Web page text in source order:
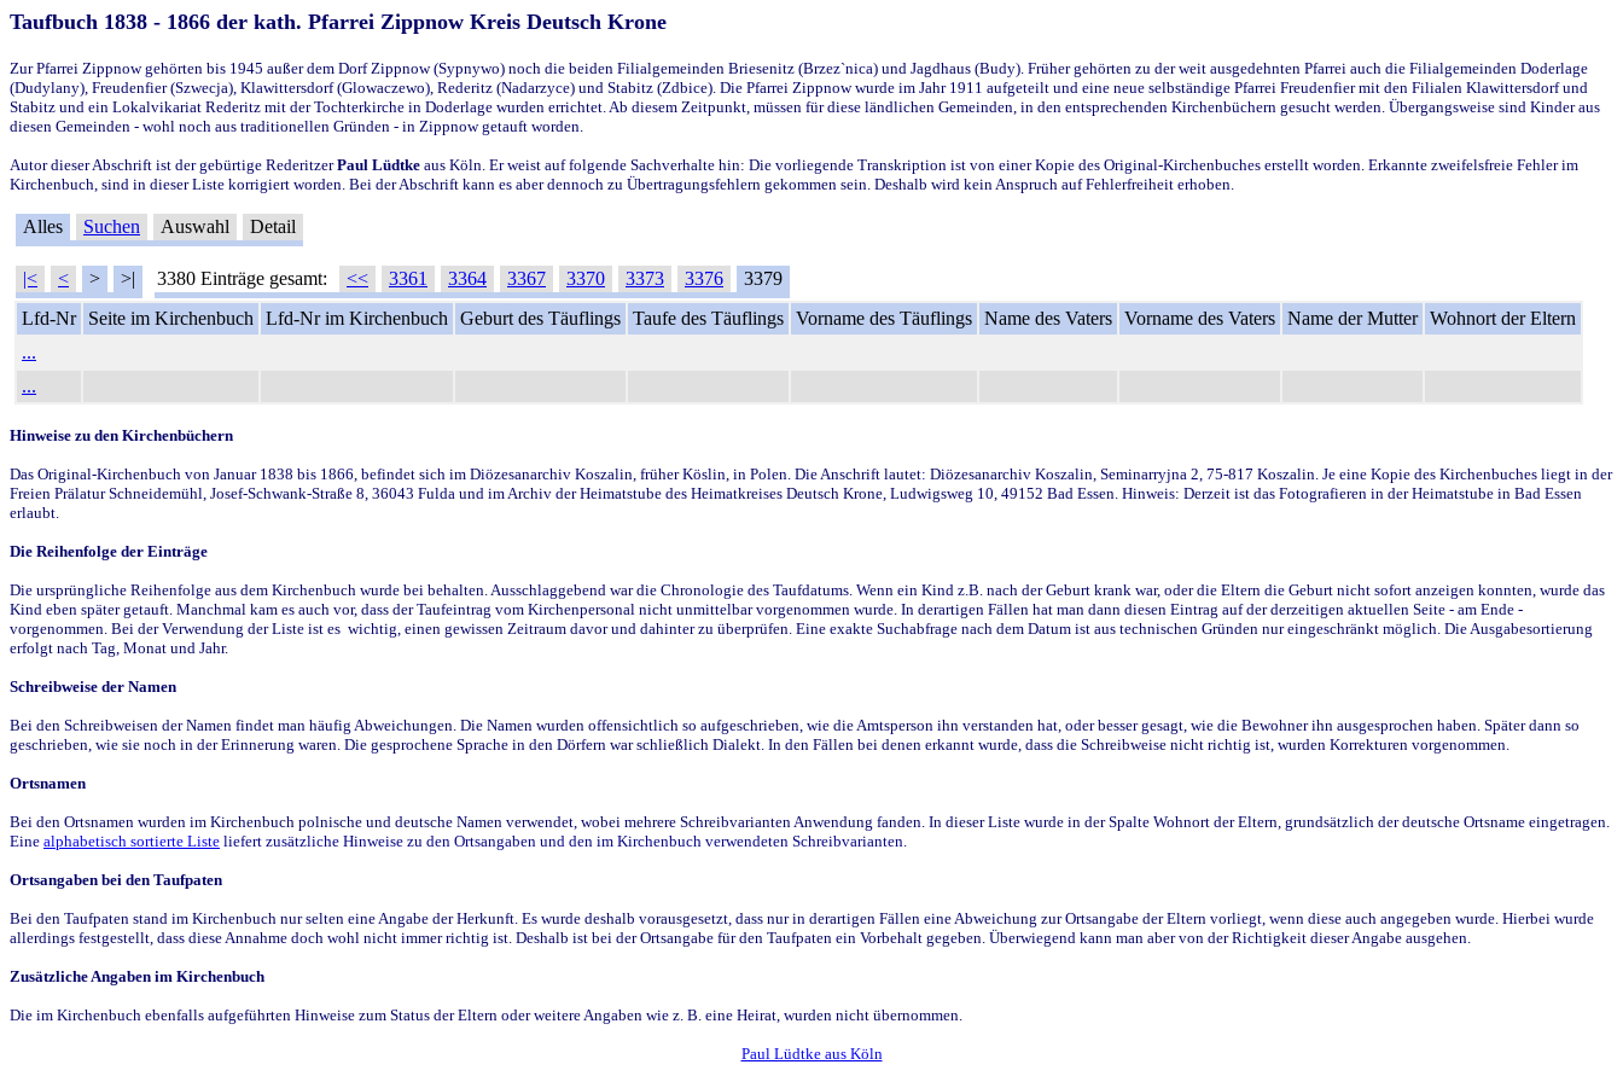
Taufbuch 1838 - 1866 der kath. Pfarrei Zippnow Kreis Deutsch Krone
Zur Pfarrei Zippnow gehörten bis 1945 außer dem Dorf Zippnow (Sypnywo) noch die beiden Filialgemeinden Briesenitz (Brzez`nica) und Jagdhaus (Budy). Früher gehörten zu der weit ausgedehnten Pfarrei auch die Filialgemeinden Doderlage
(Dudylany), Freudenfier (Szwecja), Klawittersdorf (Glowaczewo), Rederitz (Nadarzyce) und Stabitz (Zdbice). Die Pfarrei Zippnow wurde im Jahr 1911 aufgeteilt und eine neue selbständige Pfarrei Freudenfier mit den Filialen Klawittersdorf und
Stabitz und ein Lokalvikariat Rederitz mit der Tochterkirche in Doderlage wurden errichtet. Ab diesem Zeitpunkt, müssen für diese ländlichen Gemeinden, in den entsprechenden Kirchenbüchern gesucht werden. Übergangsweise sind Kinder aus
diesen Gemeinden - wohl noch aus traditionellen Gründen - in Zippnow getauft worden.
Autor dieser Abschrift ist der gebürtige RederitzerPaul Lüdtke aus Köln. Er weist auf folgende Sachverhalte hin: Die vorliegende Transkription ist von einer Kopie des Original-Kirchenbuches erstellt worden. Erkannte zweifelsfreie Fehler im
Kirchenbuch, sind in dieser Liste korrigiert worden. Bei der Abschrift kann es aber dennoch zu Übertragungsfehlern gekommen sein. Deshalb wird kein Anspruch auf Fehlerfreiheit erhoben.
Alles Suchen Auswahl Detail
|< < > >| 3380 Einträge gesamt: << 3361 3364 3367 3370 3373 3376
3379
Lfd-Nr
Seite im Kirchenbuch Lfd-Nr im Kirchenbuch Geburt des Täuflings Taufe des Täuflings Vorname des Täuflings Name des Vaters Vorname des Vaters Name der Mutter Wohnort der Eltern
...
...
Hinweise zu den Kirchenbüchern
Das Original-Kirchenbuch von Januar 1838 bis 1866, befindet sich im Diözesanarchiv Koszalin, früher Köslin, in Polen. Die Anschrift lautet: Diözesanarchiv Koszalin, Seminarryjna 2, 75-817 Koszalin. Je eine Kopie des Kirchenbuches liegt in der
Freien Prälatur Schneidemühl, Josef-Schwank-Straße 8, 36043 Fulda und im Archiv der Heimatstube des Heimatkreises Deutsch Krone, Ludwigsweg 10, 49152 Bad Essen. Hinweis: Derzeit ist das Fotografieren in der Heimatstube in Bad Essen
erlaubt.
Die Reihenfolge der Einträge
Die ursprüngliche Reihenfolge aus dem Kirchenbuch wurde bei behalten. Ausschlaggebend war die Chronologie des Taufdatums. Wenn ein Kind z.B. nach der Geburt krank war, oder die Eltern die Geburt nicht sofort anzeigen konnten, wurde das
Kind eben später getauft. Manchmal kam es auch vor, dass der Taufeintrag vom Kirchenpersonal nicht unmittelbar vorgenommen wurde. In derartigen Fällen hat man dann diesen Eintrag auf der derzeitigen aktuellen Seite - am Ende -
vorgenommen. Bei der Verwendung der Liste ist es wichtig, einen gewissen Zeitraum davor und dahinter zu überprüfen. Eine exakte Suchabfrage nach dem Datum ist aus technischen Gründen nur eingeschränkt möglich. Die Ausgabesortierung
erfolgt nach Tag, Monat und Jahr.
Schreibweise der Namen
Bei den Schreibweisen der Namen findet man häufig Abweichungen. Die Namen wurden offensichtlich so aufgeschrieben, wie die Amtsperson ihn verstanden hat, oder besser gesagt, wie die Bewohner ihn ausgesprochen haben. Später dann so
geschrieben, wie sie noch in der Erinnerung waren. Die gesprochene Sprache in den Dörfern war schließlich Dialekt. In den Fällen bei denen erkannt wurde, dass die Schreibweise nicht richtig ist, wurden Korrekturen vorgenommen.
Ortsnamen
Bei den Ortsnamen wurden im Kirchenbuch polnische und deutsche Namen verwendet, wobei mehrere Schreibvarianten Anwendung fanden. In dieser Liste wurde in der Spalte Wohnort der Eltern, grundsätzlich der deutsche Ortsname eingetragen.
Eine alphabetisch sortierte Liste liefert zusätzliche Hinweise zu den Ortsangaben und den im Kirchenbuch verwendeten Schreibvarianten.
Ortsangaben bei den Taufpaten
Bei den Taufpaten stand im Kirchenbuch nur selten eine Angabe der Herkunft. Es wurde deshalb vorausgesetzt, dass nur in derartigen Fällen eine Abweichung zur Ortsangabe der Eltern vorliegt, wenn diese auch angegeben wurde. Hierbei wurde
allerdings festgestellt, dass diese Annahme doch wohl nicht immer richtig ist. Deshalb ist bei der Ortsangabe für den Taufpaten ein Vorbehalt gegeben. Überwiegend kann man aber von der Richtigkeit dieser Angabe ausgehen.
Zusätzliche Angaben im Kirchenbuch
Die im Kirchenbuch ebenfalls aufgeführten Hinweise zum Status der Eltern oder weitere Angaben wie z. B. eine Heirat, wurden nicht übernommen.
Paul Lüdtke aus Köln